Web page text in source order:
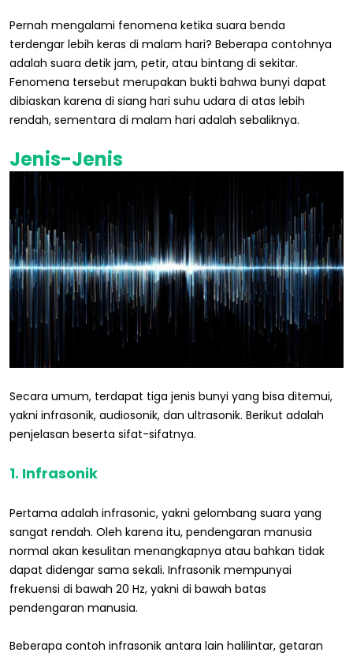
Pernah mengalami fenomena ketika suara benda
terdengar lebih keras di malam hari? Beberapa contohnya
adalah suara detik jam, petir, atau bintang di sekitar.
Fenomena tersebut merupakan bukti bahwa bunyi dapat
dibiaskan karena di siang hari suhu udara di atas lebih
rendah, sementara di malam hari adalah sebaliknya.
Jenis-Jenis
Secara umum, terdapat tiga jenis bunyi yang bisa ditemui,
yakni infrasonik, audiosonik, dan ultrasonik. Berikut adalah
penjelasan beserta sifat-sifatnya.
1. Infrasonik
Pertama adalah infrasonic, yakni gelombang suara yang
sangat rendah. Oleh karena itu, pendengaran manusia
normal akan kesulitan menangkapnya atau bahkan tidak
dapat didengar sama sekali. Infrasonik mempunyai
frekuensi di bawah 20 Hz, yakni di bawah batas
pendengaran manusia.
Beberapa contoh infrasonik antara lain halilintar, getaran